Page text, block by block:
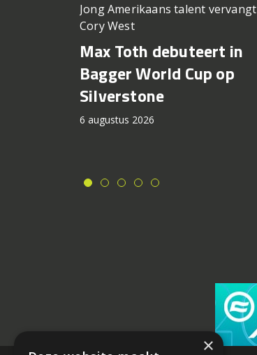
Jong Amerikaans talent vervangt
Cory West
Max Toth debuteert in
Bagger World Cup op
Silverstone
6 augustus 2026
×